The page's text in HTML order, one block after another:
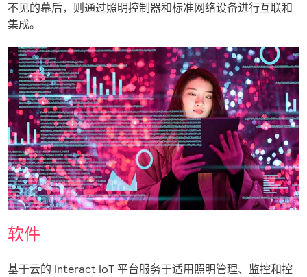
不见的幕后，则通过照明控制器和标准网络设备进行互联和
集成。
软件
基于云的 Interact IoT 平台服务于适用照明管理、监控和控